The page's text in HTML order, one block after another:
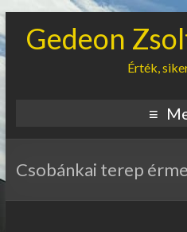
Gedeon
Érték,
Csobánkai terep